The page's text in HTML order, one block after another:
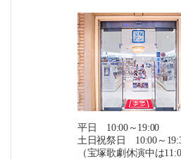
平日 10:00～19:00
土日祝祭日 10:00～
（宝塚歌劇休演中は